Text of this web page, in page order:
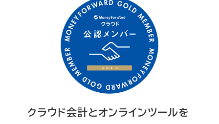
クラウド会計とオンラインツールを